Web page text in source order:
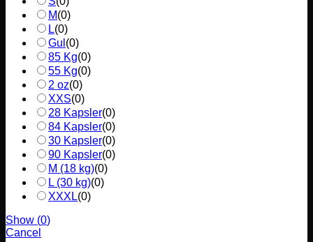
M(0)
L(0)
Gul (0)
85 Kg(0)
55 Kg(0)
2 oz(0)
XXS(0)
28 Kapsler(0)
84 Kapsler(0)
30 Kapsler(0)
90 Kapsler(0)
M (18 kg)(0)
L (30 kg)(0)
XXXL(0)
Show (0)
Cancel